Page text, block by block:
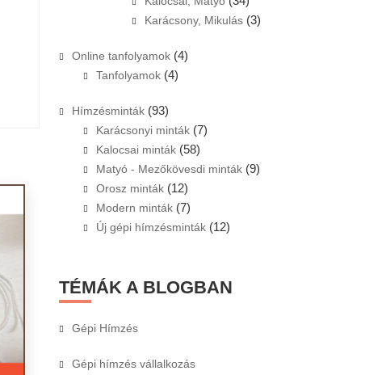
Karácsony, Mikulás (3)
Online tanfolyamok (4)
Tanfolyamok (4)
Hímzésminták (93)
Karácsonyi minták (7)
Kalocsai minták (58)
Matyó - Mezőkövesdi minták (9)
Orosz minták (12)
Modern minták (7)
Új gépi hímzésminták (12)
TÉMÁK A BLOGBAN
Gépi Hímzés
Gépi hímzés vállalkozás